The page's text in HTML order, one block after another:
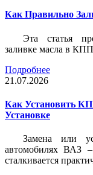
Как Правильно
Эта статья
заливке масла в
Подробнее
21.07.2026
Как Установить
Установке
Замена или
автомобилях ВАЗ
сталкивается